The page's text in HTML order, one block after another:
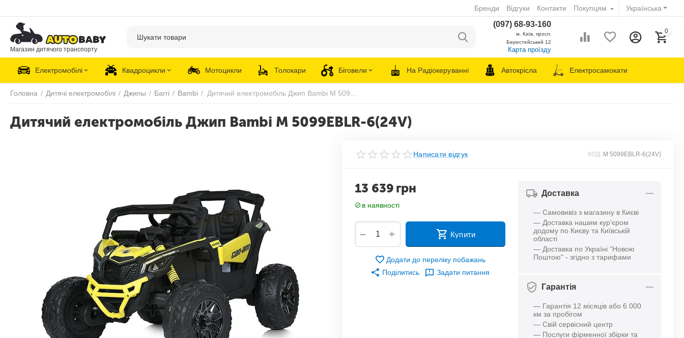
Українська
Бренди Відгуки Контакти Покупцям
Магазин дитячого транспорту
(097) 68-93-160
м. Київ, просп.
Берестейський 12
Карта проїзду
0
Електромобілі Квадроцикли Мотоцикли Толокари Біговели На Радіокеруванні Автокрісла Електросамокати
Головна / Дитячі електромобілі / Джипы / Баггі / Bambi /
Дитячий електромобіль Джип Bambi M 5099EBLR-6(24V)
Написати відгук КОД: M 5099EBLR-6(24V)
13 639 грн
в наявності
+
− Купити
Додати до переліку побажань
Поділитись
Задати питання
Доставка
— Самовивіз з магазину в Києві
— Доставка нашим кур'єром
додому по Києву та Київській
області
— Доставка по Україні "Новою
Поштою" - згідно з тарифами
Гарантія
— Гарантія 12 місяців або 6 000
км за пробігом
— Свій сервісний центр
— Послуги фірменної збірки та